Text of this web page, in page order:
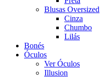
Blusas Oversized
Cinza
Chumbo
Lilás
Bonés
Óculos
Ver Óculos
Illusion